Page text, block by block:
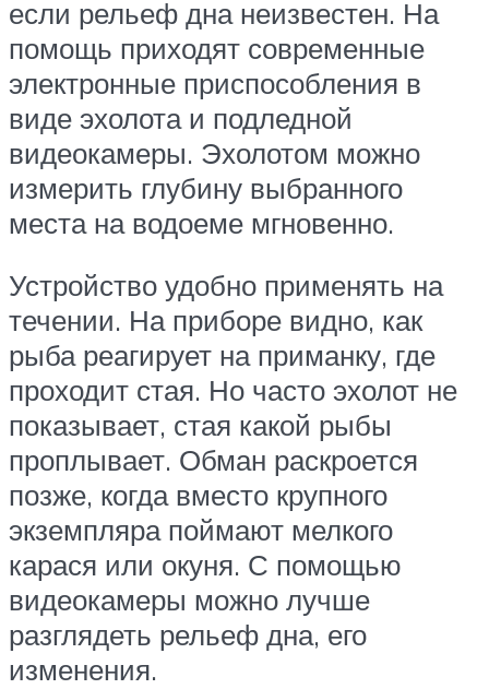
если рельеф дна неизвестен. На
помощь приходят современные
электронные приспособления в
виде эхолота и подледной
видеокамеры. Эхолотом можно
измерить глубину выбранного
места на водоеме мгновенно.
Устройство удобно применять на
течении. На приборе видно, как
рыба реагирует на приманку, где
проходит стая. Но часто эхолот не
показывает, стая какой рыбы
проплывает. Обман раскроется
позже, когда вместо крупного
экземпляра поймают мелкого
карася или окуня. С помощью
видеокамеры можно лучше
разглядеть рельеф дна, его
изменения.